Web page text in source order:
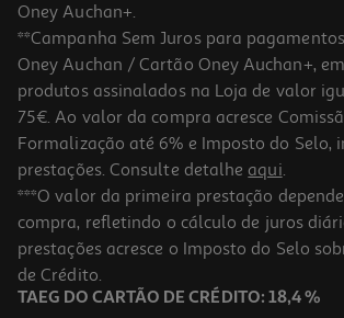
Oney Auchan+.
**Campanha Sem Juros para
Oney Auchan / Cartão Oney Auchan+,
produtos assinalados na Loja de valor
75€. Ao valor da compra acresce
Formalização até 6% e Imposto do Selo,
prestações. Consulte detalhe aqui.
***O valor da primeira prestação
compra, refletindo o cálculo de juros
prestações acresce o Imposto do Selo
de Crédito.
TAEG DO CARTÃO DE CRÉDITO: 18,4 %